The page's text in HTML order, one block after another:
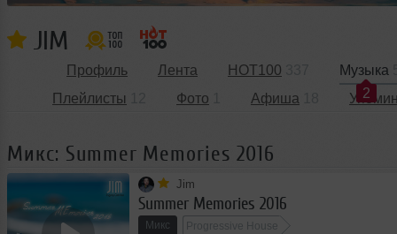
JIM
Профиль Лента HOT100
Музыка
2
Плейлисты
Фото Афиша
Микс: Summer Memories 2016
Jim
Summer Memories 2016
Микс Progressive House